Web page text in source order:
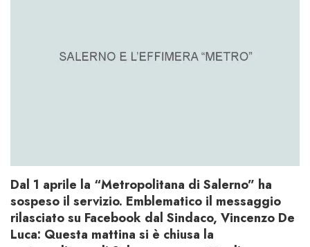
Dal 1 aprile la “Metropolitana di Salerno” ha
sospeso il servizio. Emblematico il messaggio
rilasciato su Facebook dal Sindaco, Vincenzo De
Luca: Questa mattina si è chiusa la